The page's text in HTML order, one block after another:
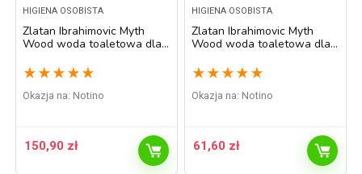
HIGIENA OSOBISTA
Zlatan Ibrahimovic Myth
Wood woda toaletowa dla
★ ★ ★ ★ ★
Okazja na: Notino
150,90 zł
HIGIENA OSOBISTA
Zlatan Ibrahimovic Myth
Wood woda toaletowa dla
★ ★ ★ ★ ★
Okazja na: Notino
61,60 zł